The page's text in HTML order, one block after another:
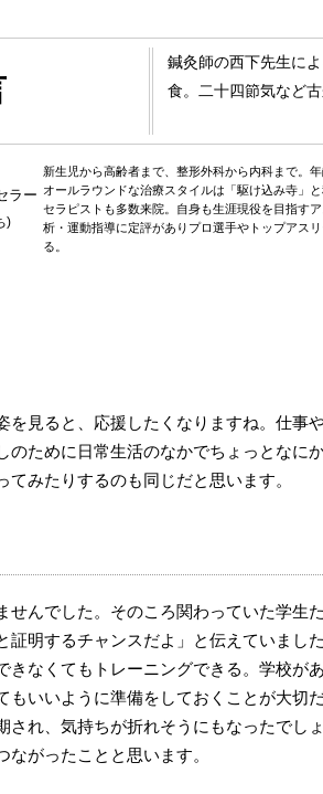
鍼灸師の西下先生に
食。二十四節気など
ラー
)
新生児から高齢者まで、整形外科から内科まで。
オールラウンドな治療スタイルは「駆け込み寺」
セラピストも多数来院。自身も生涯現役を目指す
析・運動指導に定評がありプロ選手やトップアス
る。
を見ると、応援したくなりますね。仕事
のために日常生活のなかでちょっとなに
みたりするのも同じだと思います。
せんでした。そのころ関わっていた学生
証明するチャンスだよ」と伝えていまし
きなくてもトレーニングできる。学校が
もいいように準備をしておくことが大切
され、気持ちが折れそうにもなったでし
がったことと思います。